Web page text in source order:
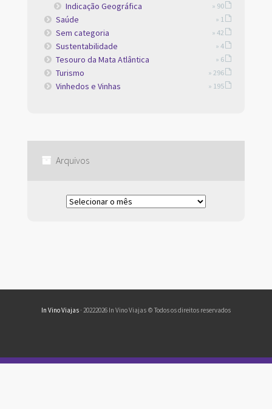
Indicação Geográfica » 90
Saúde » 1
Sem categoria » 42
Sustentabilidade » 4
Tesouro da Mata Atlântica » 6
Turismo » 296
Vinhedos e Vinhas » 195
Arquivos
In Vino Viajas · 20222026 In Vino Viajas © Todos os direitos reservados